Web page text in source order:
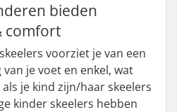
bieden
comfort
voorziet je van een
je voet en enkel, wat
je kind zijn/haar skeelers
kinder skeelers hebben